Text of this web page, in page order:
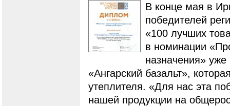
В конце мая в
победителей
«100 лучших
в номинации
назначения»
«Ангарский базальт»,
утеплителя. «Для нас эта
нашей продукции на